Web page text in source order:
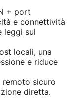
+ port
e connettività
leggi sul
locali, una
e riduce
remoto sicuro
diretta.